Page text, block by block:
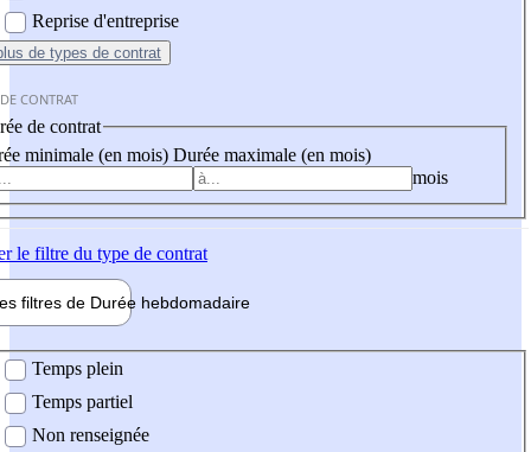
Reprise d'entreprise
de types de contrat
CONTRAT
de contrat
minimale (en mois) Durée maximale (en mois)
mois
le filtre du type de contrat
filtres de Durée hebdomadaire
Temps plein
Temps partiel
Non renseignée